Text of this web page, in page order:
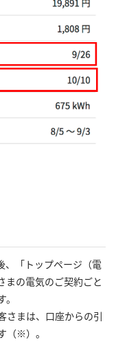
、「トップページ（電
まの電気のご契約ごと
さまは、口座からの引
（※）。